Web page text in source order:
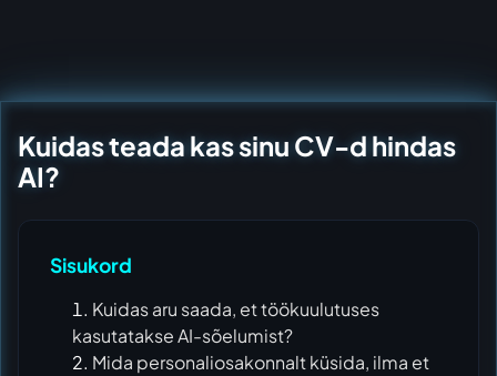
Kuidas teada kas sinu CV-d hindas
AI?
Sisukord
Kuidas aru saada, et töökuulutuses
kasutatakse AI-sõelumist?
Mida personaliosakonnalt küsida, ilma et